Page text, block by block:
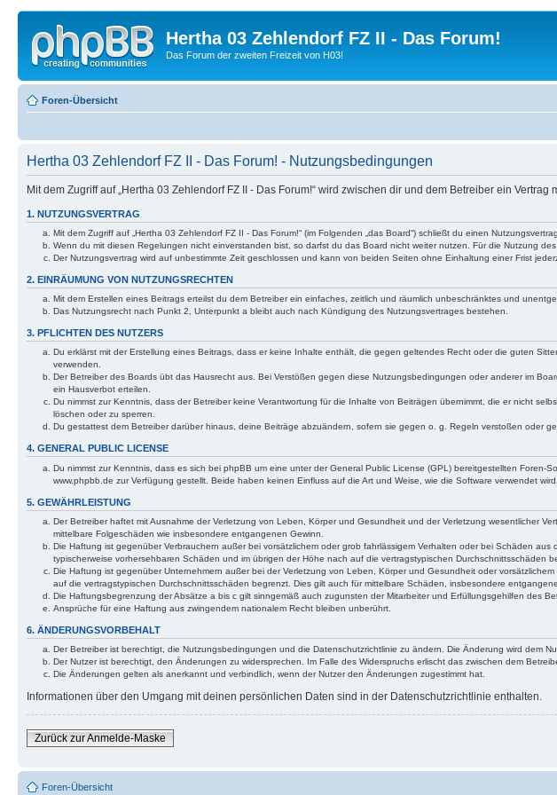
Hertha 03 Zehlendorf FZ II - Das Forum!
Das Forum der zweiten Freizeit von H03!
Foren-Übersicht
Hertha 03 Zehlendorf FZ II - Das Forum! - Nutzungsbedingungen
Mit dem Zugriff auf „Hertha 03 Zehlendorf FZ II - Das Forum!“ wird zwischen dir und dem Betreiber ein
1. NUTZUNGSVERTRAG
Mit dem Zugriff auf „Hertha 03 Zehlendorf FZ II - Das Forum!“ (im Folgenden „das Board“) schließt du einen
Wenn du mit diesen Regelungen nicht einverstanden bist, so darfst du das Board nicht weiter nutzen. Für die Nutzung
Der Nutzungsvertrag wird auf unbestimmte Zeit geschlossen und kann von beiden Seiten ohne Einhaltung einer Frist
2. EINRÄUMUNG VON NUTZUNGSRECHTEN
Mit dem Erstellen eines Beitrags erteilst du dem Betreiber ein einfaches, zeitlich und räumlich unbeschränktes und
Das Nutzungsrecht nach Punkt 2, Unterpunkt a bleibt auch nach Kündigung des Nutzungsvertrages bestehen.
3. PFLICHTEN DES NUTZERS
Du erklärst mit der Erstellung eines Beitrags, dass er keine Inhalte enthält, die gegen geltendes Recht oder die guten
verwenden.
Der Betreiber des Boards übt das Hausrecht aus. Bei Verstößen gegen diese Nutzungsbedingungen oder anderer im
ein Hausverbot erteilen.
Du nimmst zur Kenntnis, dass der Betreiber keine Verantwortung für die Inhalte von Beiträgen übernimmt, die er nicht
löschen oder zu sperren.
Du gestattest dem Betreiber darüber hinaus, deine Beiträge abzuändern, sofern sie gegen o. g. Regeln verstoßen oder
4. GENERAL PUBLIC LICENSE
Du nimmst zur Kenntnis, dass es sich bei phpBB um eine unter der General Public License (GPL) bereitgestellten
www.phpbb.de zur Verfügung gestellt. Beide haben keinen Einfluss auf die Art und Weise, wie die Software verwendet
5. GEWÄHRLEISTUNG
Der Betreiber haftet mit Ausnahme der Verletzung von Leben, Körper und Gesundheit und der Verletzung wesentlicher
mittelbare Folgeschäden wie insbesondere entgangenen Gewinn.
Die Haftung ist gegenüber Verbrauchern außer bei vorsätzlichem oder grob fahrlässigem Verhalten oder bei Schäden
typischerweise vorhersehbaren Schäden und im übrigen der Höhe nach auf die vertragstypischen Durchschnittsschäden
Die Haftung ist gegenüber Unternehmern außer bei der Verletzung von Leben, Körper und Gesundheit oder
auf die vertragstypischen Durchschnittsschäden begrenzt. Dies gilt auch für mittelbare Schäden, insbesondere
Die Haftungsbegrenzung der Absätze a bis c gilt sinngemäß auch zugunsten der Mitarbeiter und Erfüllungsgehilfen des
Ansprüche für eine Haftung aus zwingendem nationalem Recht bleiben unberührt.
6. ÄNDERUNGSVORBEHALT
Der Betreiber ist berechtigt, die Nutzungsbedingungen und die Datenschutzrichtlinie zu ändern. Die Änderung wird dem
Der Nutzer ist berechtigt, den Änderungen zu widersprechen. Im Falle des Widerspruchs erlischt das zwischen dem
Die Änderungen gelten als anerkannt und verbindlich, wenn der Nutzer den Änderungen zugestimmt hat.
Informationen über den Umgang mit deinen persönlichen Daten sind in der Datenschutzrichtlinie enthalten.
Zurück zur Anmelde-Maske
Foren-Übersicht